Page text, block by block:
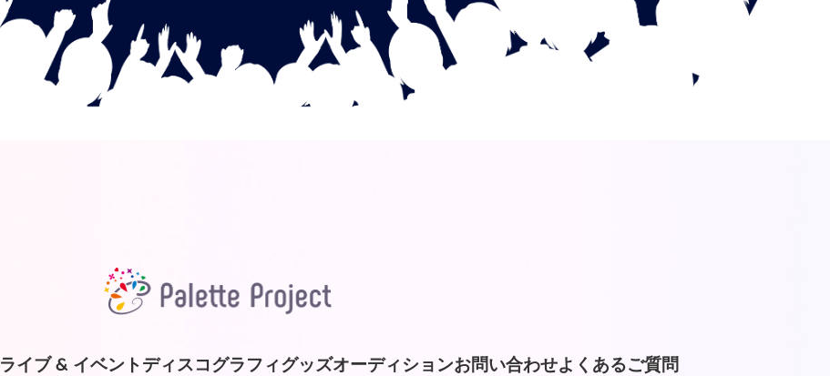
ライブ & イベントディスコグラフィグッズオーディションお問い合わせよくあるご質問